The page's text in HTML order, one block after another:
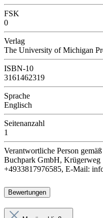
FSK
0
Verlag
The University of Michigan
ISBN-10
3161462319
Sprache
Englisch
Seitenanzahl
1
Verantwortliche Person
Buchpark GmbH, Krügerweg
+4933817976585, E-Mail:
Bewertungen